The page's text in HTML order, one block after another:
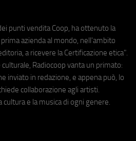
punti vendita Coop, ha ottenuto la
azienda al mondo, nell'ambito
a ricevere la Certificazione etica".
Radiocoop vanta un primato:
inviato in redazione, e appena può, lo
collaborazione agli artisti.
cultura e la musica di ogni genere.